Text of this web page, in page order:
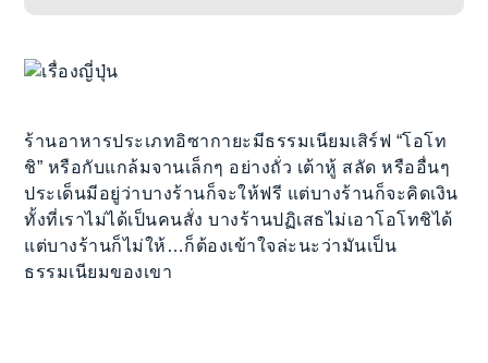
ร้านอาหารประเภทอิซากายะมีธรรมเนียมเสิร์ฟ “โอโท
ชิ” หรือกับแกล้มจานเล็กๆ อย่างถั่ว เต้าหู้ สลัด หรืออื่นๆ
ประเด็นมีอยู่ว่าบางร้านก็จะให้ฟรี แต่บางร้านก็จะคิดเงิน
ทั้งที่เราไม่ได้เป็นคนสั่ง บางร้านปฏิเสธไม่เอาโอโทชิได้
แต่บางร้านก็ไม่ให้…ก็ต้องเข้าใจล่ะนะว่ามันเป็น
ธรรมเนียมของเขา